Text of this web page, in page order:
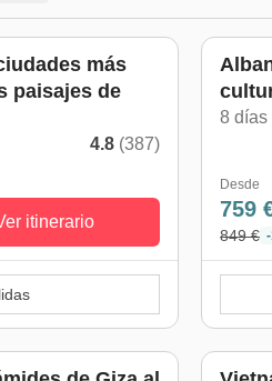
más
paisajes de
4.8 (387)
itinerario
8 días
Desde
759
849 €